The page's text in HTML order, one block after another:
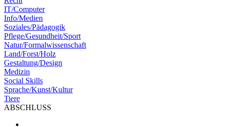
IT/Computer
Info/Medien
Soziales/Pädagogik
Pflege/Gesundheit/Sport
Natur/Formalwissenschaft
Land/Forst/Holz
Gestaltung/Design
Medizin
Social Skills
Sprache/Kunst/Kultur
Tiere
ABSCHLUSS